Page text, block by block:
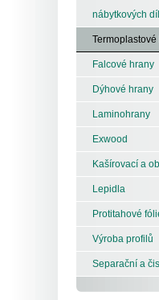
nábytkových
Termoplastové
Falcové hrany
Dýhové hrany
Laminohrany
Exwood
Kašírovací a
Lepidla
Protitahové
Výroba profilů
Separační a